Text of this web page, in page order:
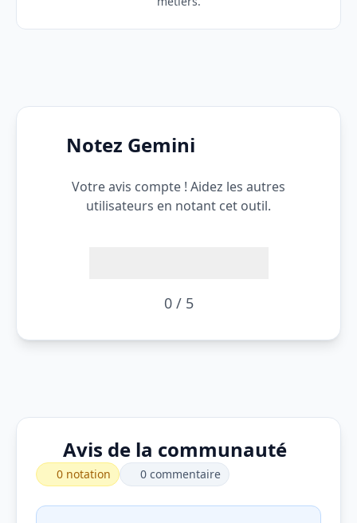
Notez Gemini
Votre avis compte ! Aidez les autres
utilisateurs en notant cet outil.
0 / 5
Avis de la communauté
0 notation 0 commentaire